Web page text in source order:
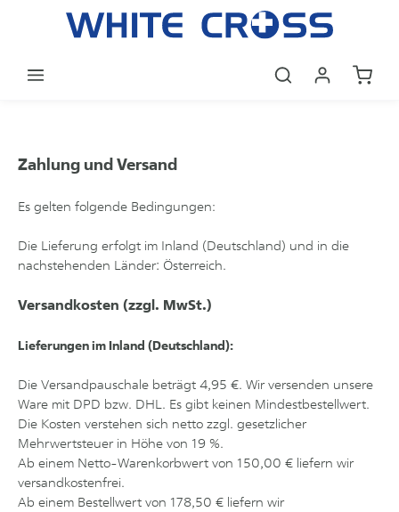
Zum Hauptinhalt springen
Zahlung und Versand
Es gelten folgende Bedingungen:
Die Lieferung erfolgt im Inland (Deutschland) und in die
nachstehenden Länder: Österreich.
Versandkosten (zzgl. MwSt.)
Lieferungen im Inland (Deutschland):
Die Versandpauschale beträgt 4,95 €. Wir versenden unsere
Ware mit DPD bzw. DHL. Es gibt keinen Mindestbestellwert.
Die Kosten verstehen sich netto zzgl. gesetzlicher
Mehrwertsteuer in Höhe von 19 %.
Ab einem Netto-Warenkorbwert von 150,00 € liefern wir
versandkostenfrei.
Ab einem Bestellwert von 178,50 € liefern wir